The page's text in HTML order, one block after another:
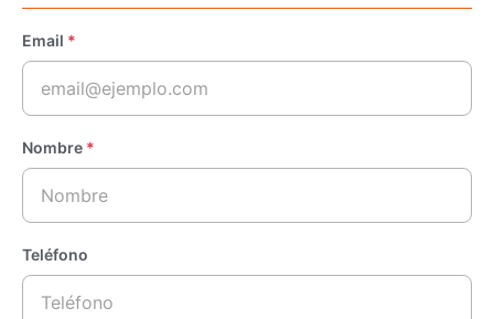
Email *
Nombre *
Teléfono